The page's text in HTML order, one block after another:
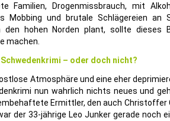
Familien, Drogenmissbrauch, mit
Mobbing und brutale Schlägereien
den hohen Norden plant, sollte dieses
machen.
– oder doch nicht?
Atmosphäre und eine eher
nun wahrlich nichts neues und
Ermittler, den auch Christoffer
der 33-jährige Leo Junker gerade noch